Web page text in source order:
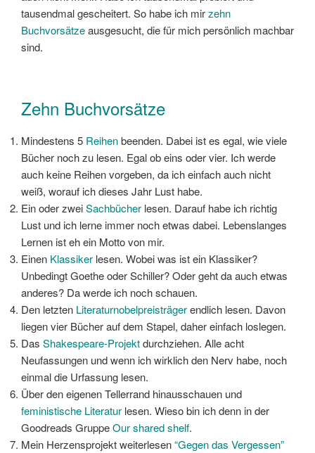
tausendmal gescheitert. So habe ich mirzehn
Buchvorsätzeausgesucht, die für mich persönlich machbar
sind.
Zehn Buchvorsätze
Mindestens 5 Reihenbeenden. Dabei ist es egal, wie viele
Bücher noch zu lesen. Egal ob eins oder vier. Ich werde
auch keine Reihen vorgeben, da ich einfach auch nicht
weiß, worauf ich dieses Jahr Lust habe.
Ein oder zweiSachbücher lesen. Darauf habe ich richtig
Lust und ich lerne immer noch etwas dabei. Lebenslanges
Lernen ist eh ein Motto von mir.
Einen Klassiker lesen. Wobei was ist ein Klassiker?
Unbedingt Goethe oder Schiller? Oder geht da auch etwas
anderes? Da werde ich noch schauen.
Den letzten Literaturnobelpreisträgerendlich lesen. Davon
liegen vier Bücher auf dem Stapel, daher einfach loslegen.
Das Shakespeare-Projektdurchziehen. Alle acht
Neufassungen und wenn ich wirklich den Nerv habe, noch
einmal die Urfassung lesen.
Über den eigenen Tellerrand hinausschauen und
feministische Literatur lesen. Wieso bin ich denn in der
Goodreads GruppeOur shared shelf.
Mein Herzensprojekt weiterlesen“Gegen das Vergessen”